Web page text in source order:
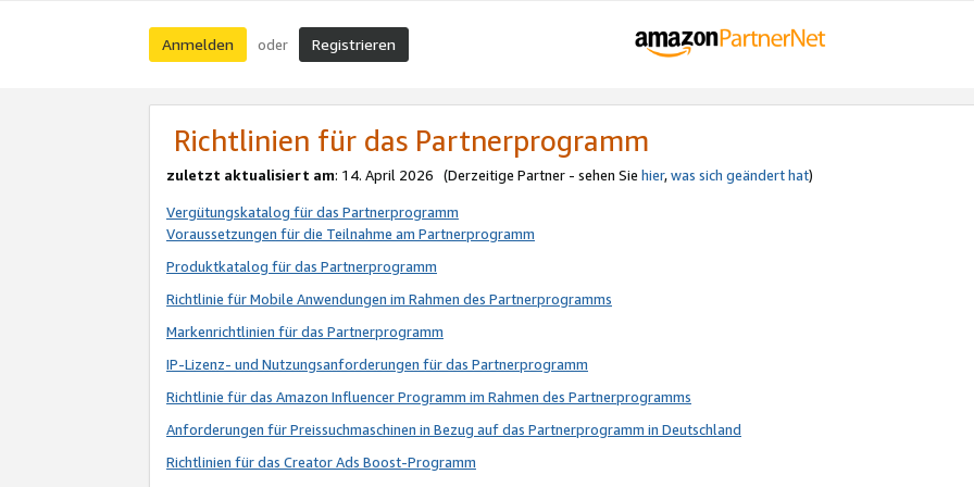
Anmelden oder Registrieren
Richtlinien für das Partnerprogramm
zuletzt aktualisiert am: 14. April 2026 (Derzeitige Partner - sehen Sie hier,was sich geändert hat)
Vergütungskatalog für das Partnerprogramm
Voraussetzungen für die Teilnahme am Partnerprogramm
Produktkatalog für das Partnerprogramm
Richtlinie für Mobile Anwendungen im Rahmen des Partnerprogramms
Markenrichtlinien für das Partnerprogramm
IP-Lizenz- und Nutzungsanforderungen für das Partnerprogramm
Richtlinie für das Amazon Influencer Programm im Rahmen des Partnerprogramms
Anforderungen für Preissuchmaschinen in Bezug auf das Partnerprogramm in Deutschland
Richtlinien für das Creator Ads Boost-Programm